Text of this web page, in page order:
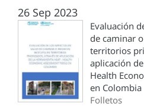
26 Sep 2023
Evaluación
de caminar
territorios
aplicación
Health
en Colombia
Folletos